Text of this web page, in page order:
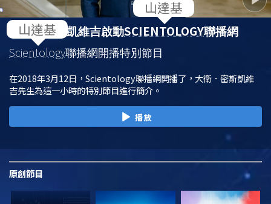
大衛．密斯凱維吉啟動SCIENTOLOGY聯播網
Scientology聯播網開播特別節目
在2018年3月12日，Scientology聯播網開播了，大衛．密斯凱維
吉先生為這一小時的特別節目進行簡介。
播放
原創節目